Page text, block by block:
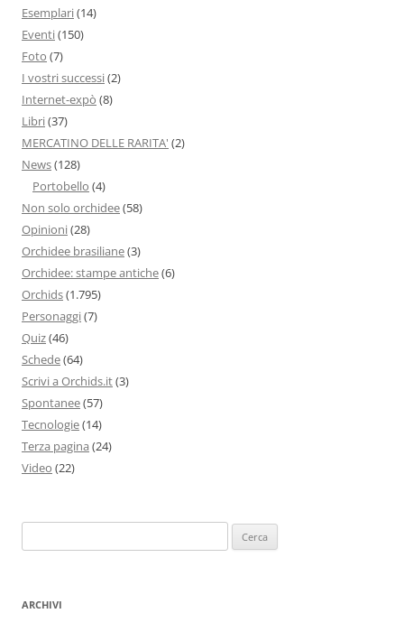
Esemplari(14)
Eventi(150)
Foto (7)
I vostri successi(2)
Internet-expò (8)
Libri(37)
MERCATINO DELLE RARITA' (2)
News(128)
Portobello (4)
Non solo orchidee(58)
Opinioni(28)
Orchidee brasiliane(3)
Orchidee: stampe antiche(6)
Orchids(1.795)
Personaggi(7)
Quiz(46)
Schede(64)
Scrivi a Orchids.it(3)
Spontanee(57)
Tecnologie(14)
Terza pagina (24)
Video (22)
per:
ARCHIVI